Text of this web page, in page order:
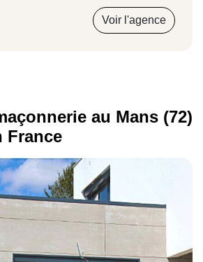
Voir l'agence
au Mans (72)
France